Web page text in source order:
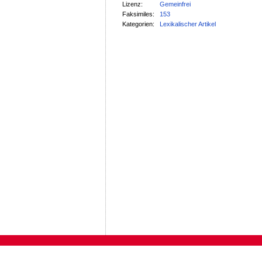
Lizenz:
Gemeinfrei
Faksimiles:
153
Kategorien:
Lexikalischer Artikel